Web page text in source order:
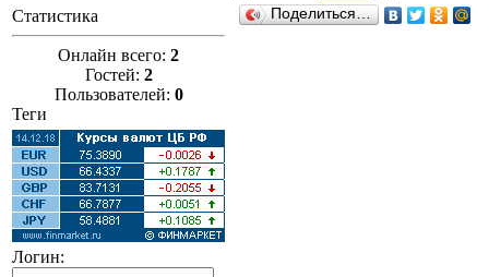
Статистика
Онлайн всего: 2
Гостей: 2
Пользователей: 0
Теги
Логин:
Поделиться…